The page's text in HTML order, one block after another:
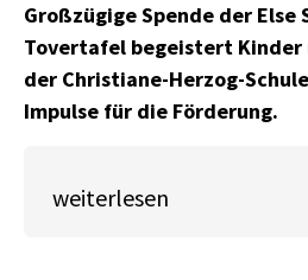
Großzügige Spende der Else
Tovertafel begeistert Kinder
der Christiane-Herzog-
Impulse für die Förderung.
weiterlesen